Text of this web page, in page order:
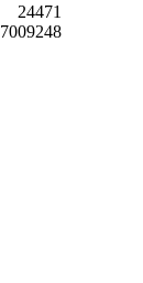
24471
7009248